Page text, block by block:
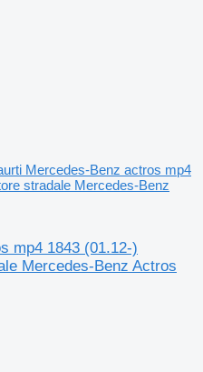
Mercedes-Benz actros mp4
stradale Mercedes-Benz
mp4 1843 (01.12-)
Mercedes-Benz Actros